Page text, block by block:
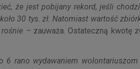
że jest pobijany rekord, jeśli
30 tys. zł. Natomiast wartość
– zauważa. Ostateczną kwotę
6 rano wydawaniem